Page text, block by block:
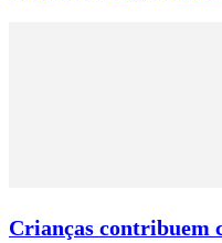
Crianças contribuem